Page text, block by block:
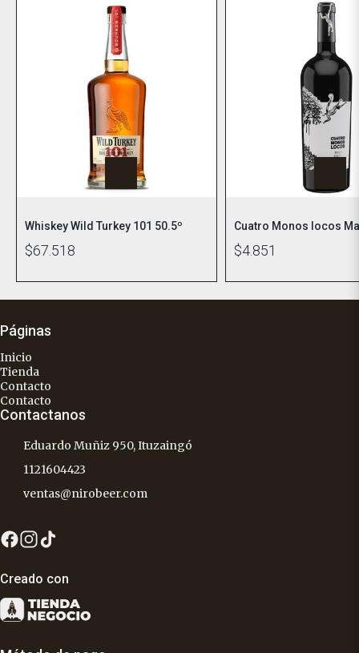
Whiskey Wild Turkey 101 50.5º
$67.518
Cuatro Monos locos
$4.851
Páginas
Inicio
Tienda
Contacto
Contacto
Contactanos
Eduardo Muñiz 950, Ituzaingó
1121604423
ventas@nirobeer.com
Creado con